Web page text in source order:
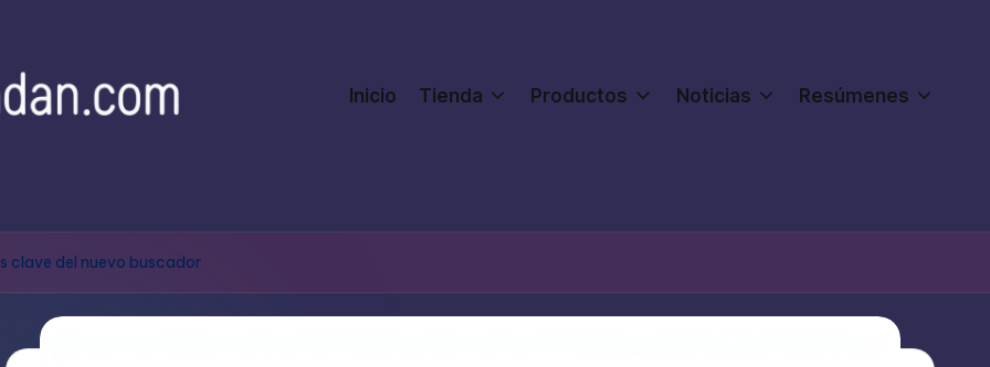
Inicio Tienda Productos Noticias Resúmenes
clave del nuevo buscador